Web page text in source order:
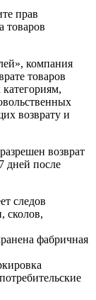
прав
товаров
компания
товаров
возврату и
возврат
дней после
следов
сколов,
фабричная